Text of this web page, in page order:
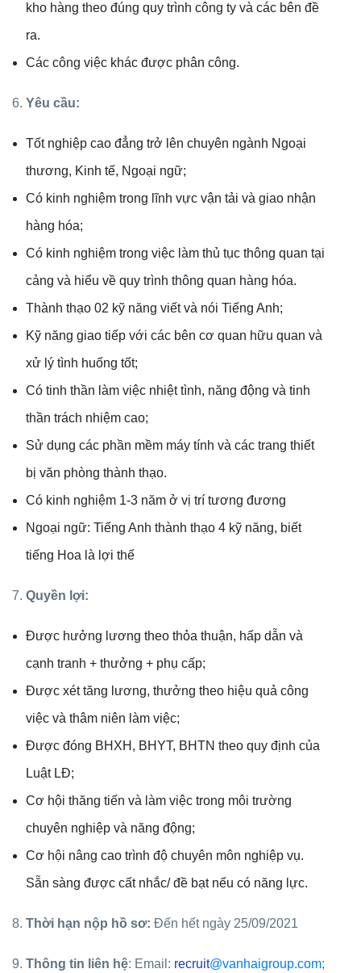
kho hàng theo đúng quy trình công ty và các bên đề
ra.
Các công việc khác được phân công.
6. Yêu cầu:
Tốt nghiệp cao đẳng trở lên chuyên ngành Ngoại
thương, Kinh tế, Ngoại ngữ;
Có kinh nghiệm trong lĩnh vực vận tải và giao nhận
hàng hóa;
Có kinh nghiệm trong việc làm thủ tục thông quan tại
cảng và hiểu về quy trình thông quan hàng hóa.
Thành thạo 02 kỹ năng viết và nói Tiếng Anh;
Kỹ năng giao tiếp với các bên cơ quan hữu quan và
xử lý tình huống tốt;
Có tinh thần làm việc nhiệt tình, năng động và tinh
thần trách nhiệm cao;
Sử dụng các phần mềm máy tính và các trang thiết
bị văn phòng thành thạo.
Có kinh nghiệm 1-3 năm ở vị trí tương đương
Ngoại ngữ: Tiếng Anh thành thạo 4 kỹ năng, biết
tiếng Hoa là lợi thế
7. Quyền lợi:
Được hưởng lương theo thỏa thuận, hấp dẫn và
cạnh tranh + thưởng + phụ cấp;
Được xét tăng lương, thưởng theo hiệu quả công
việc và thâm niên làm việc;
Được đóng BHXH, BHYT, BHTN theo quy định của
Luật LĐ;
Cơ hội thăng tiến và làm việc trong môi trường
chuyên nghiệp và năng động;
Cơ hội nâng cao trình độ chuyên môn nghiệp vụ.
Sẵn sàng được cất nhắc/ đề bạt nếu có năng lực.
8. Thời hạn nộp hồ sơ: Đến hết ngày 25/09/2021
9. Thông tin liên hệ: Email: recruit@vanhaigroup.com;